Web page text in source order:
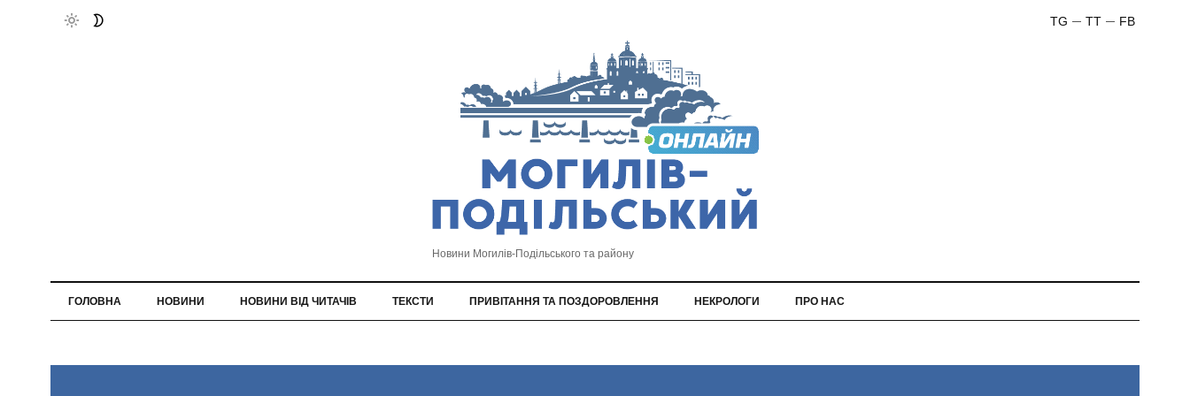
FB
TT
TG
Новини Могилів-Подільського та району
ГОЛОВНА НОВИНИ НОВИНИ ВІД ЧИТАЧІВ ТЕКСТИ ПРИВІТАННЯ ТА ПОЗДОРОВЛЕННЯ НЕКРОЛОГИ ПРО НАС